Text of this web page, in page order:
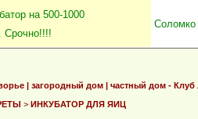
на 500-1000
Срочно!!!!
Соломко
| загородный дом | частный дом - Клуб
> ИНКУБАТОР ДЛЯ ЯИЦ